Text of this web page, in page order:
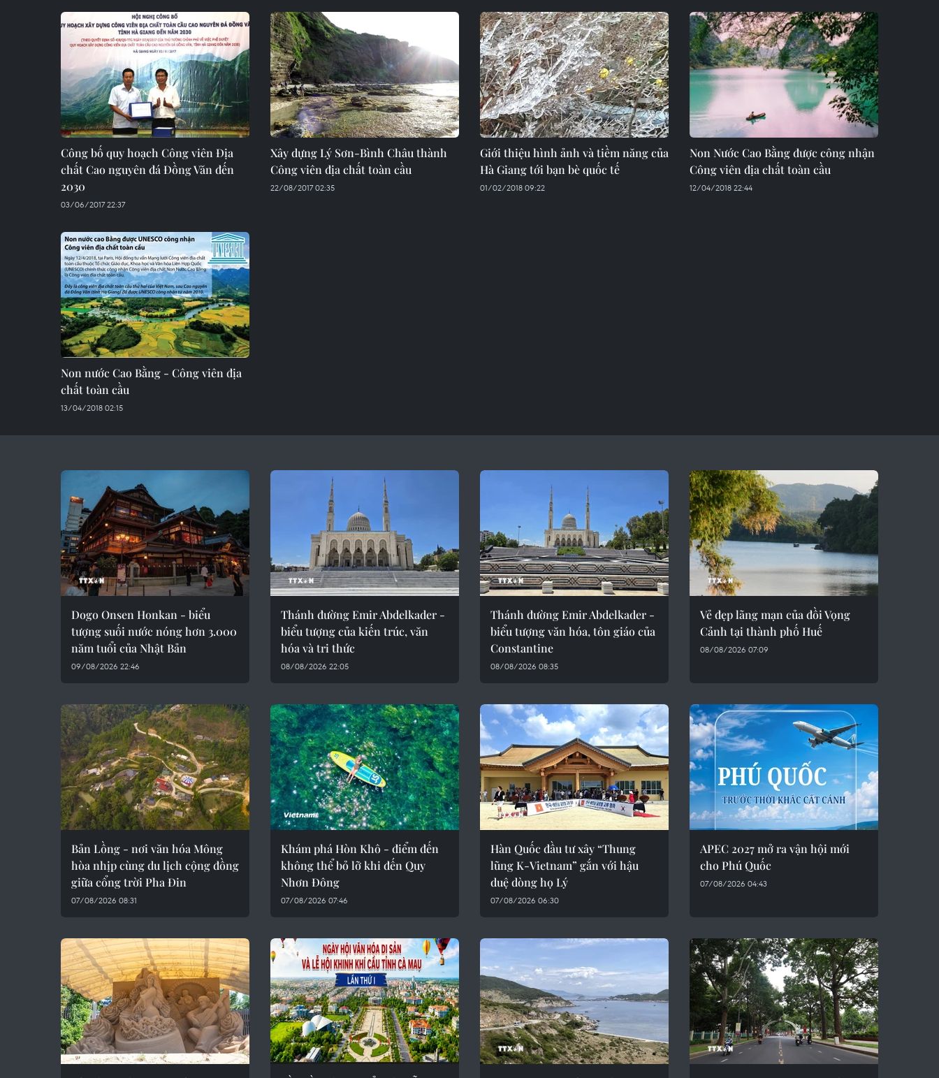
Công bố quy hoạch Công viên Địa
chất Cao nguyên đá Đồng Văn đến
2030
03/06/2017 22:37
Xây dựng Lý Sơn-Bình Châu thành
Công viên địa chất toàn cầu
22/08/2017 02:35
Giới thiệu hình ảnh và tiềm năng của
Hà Giang tới bạn bè quốc tế
01/02/2018 09:22
Non Nước Cao Bằng được công nhận
Công viên địa chất toàn cầu
12/04/2018 22:44
Non nước Cao Bằng - Công viên địa
chất toàn cầu
13/04/2018 02:15
Dogo Onsen Honkan - biểu
tượng suối nước nóng hơn 3.000
năm tuổi của Nhật Bản
09/08/2026 22:46
Thánh đường Emir Abdelkader -
biểu tượng của kiến trúc, văn
hóa và tri thức
08/08/2026 22:05
Thánh đường Emir Abdelkader -
biểu tượng văn hóa, tôn giáo của
Constantine
08/08/2026 08:35
Vẻ đẹp lãng mạn của đồi Vọng
Cảnh tại thành phố Huế
08/08/2026 07:09
Bản Lồng - nơi văn hóa Mông
hòa nhịp cùng du lịch cộng đồng
giữa cổng trời Pha Đin
07/08/2026 08:31
Khám phá Hòn Khô - điểm đến
không thể bỏ lỡ khi đến Quy
Nhơn Đông
07/08/2026 07:46
Hàn Quốc đầu tư xây “Thung
lũng K-Vietnam” gắn với hậu
duệ dòng họ Lý
07/08/2026 06:30
APEC 2027 mở ra vận hội mới
cho Phú Quốc
07/08/2026 04:43